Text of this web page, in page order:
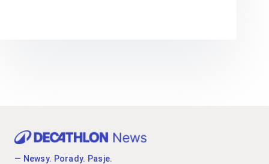
— Newsy. Porady. Pasje.